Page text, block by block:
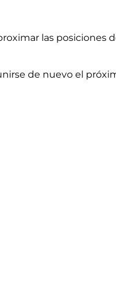
las posiciones
de nuevo el